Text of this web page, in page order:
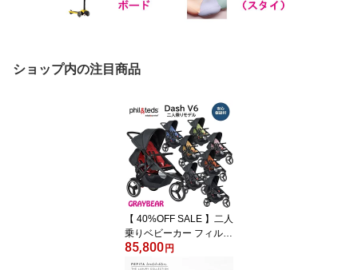
ショップ内の注目商品
【 40%OFF SALE 】二人
乗りベビーカー フィルア
ンドテッズ ダッシュ V6
2019＋モデル【8色あ
85,800 円